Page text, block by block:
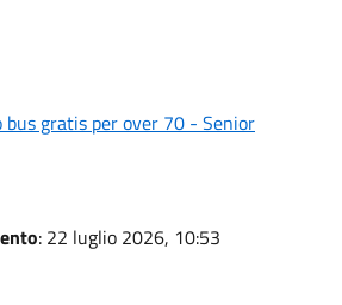
bus gratis per over 70 - Senior
: 22 luglio 2026, 10:53